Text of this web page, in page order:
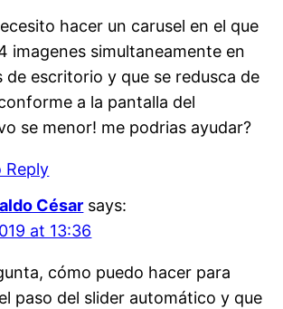
hacer un carusel en el que
imagenes simultaneamente en
de escritorio y que se redusca de
a la pantalla del
se menor! me podrias ayudar?
Reply
César says:
at 13:36
cómo puedo hacer para
paso del slider automático y que